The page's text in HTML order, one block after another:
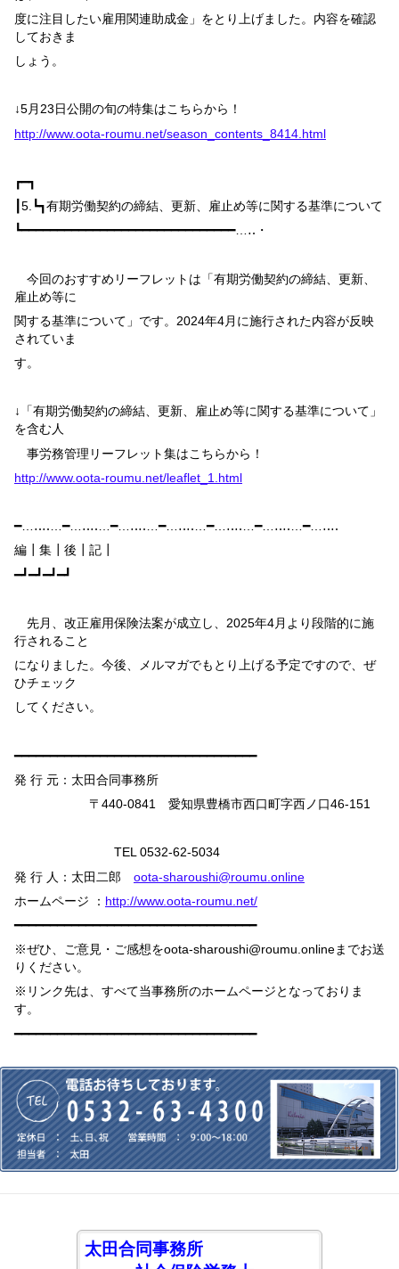
度に注目したい雇用関連助成金」をとり上げました。内容を確認
しておきま
しょう。
↓5月23日公開の旬の特集はこちらから！
http://www.oota-roumu.net/season_contents_8414.html
┏━┓
5. ┗┓有期労働契約の締結、更新、雇止め等に関する基準について
┗━━━━━━━━━━━━━━━━━━━━━━━━━━━━━━…‥・
今回のおすすめリーフレットは「有期労働契約の締結、更新、
雇止め等に
関する基準について」です。 2024年4月に施行された内容が反映
されていま
す。
↓「有期労働契約の締結、更新、雇止め等に関する基準について」
を含む人
事労務管理リーフレット集はこちらから！
http://www.oota-roumu.net/leaflet_1.html
━…‥‥…━…‥‥…━…‥‥…━…‥‥…━…‥‥…━…‥‥…━…‥‥
編┃集┃後┃記┃
━┛━┛━┛━┛
先月、改正雇用保険法案が成立し、 2025年4月より段階的に施
行されること
になりました。今後、メルマガでもとり上げる予定ですので、ぜ
ひチェック
してください。
━━━━━━━━━━━━━━━━━━━━━━━━━━━━━━━━━━
発 行 元：太田合同事務所
〒 440-0841 愛知県豊橋市西口町字西ノ口46-151
TEL 0532-62-5034
発 行 人：太田二郎 oota-sharoushi@roumu.online
ホームページ ： http://www.oota-roumu.net/
━━━━━━━━━━━━━━━━━━━━━━━━━━━━━━━━━━
※ぜひ、ご意見・ご感想をoota-sharoushi@roumu.onlineまでお送
りください。
※リンク先は、すべて当事務所のホームページとなっておりま
す。
━━━━━━━━━━━━━━━━━━━━━━━━━━━━━━━━━━
太田合同事務所